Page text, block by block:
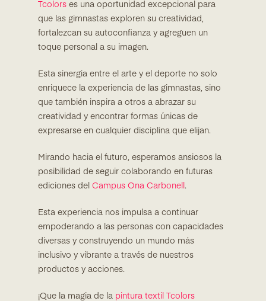
Tcolors es una oportunidad excepcional para
que las gimnastas exploren su creatividad,
fortalezcan su autoconfianza y agreguen un
toque personal a su imagen.
Esta sinergia entre el arte y el deporte no solo
enriquece la experiencia de las gimnastas, sino
que también inspira a otros a abrazar su
creatividad y encontrar formas únicas de
expresarse en cualquier disciplina que elijan.
Mirando hacia el futuro, esperamos ansiosos la
posibilidad de seguir colaborando en futuras
ediciones del Campus Ona Carbonell .
Esta experiencia nos impulsa a continuar
empoderando a las personas con capacidades
diversas y construyendo un mundo más
inclusivo y vibrante a través de nuestros
productos y acciones.
¡Que la magia de la pintura textil Tcolors